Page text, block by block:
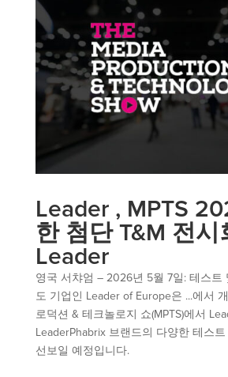
Leader , MPTS
한 첨단 T&M 전시
Leader
영국 서챠엄 – 2026년 5월 7일: 테스트
도 기업인 Leader of Europe은 ...에서
로덕션 & 테크놀로지 쇼(MPTS)에서
LeaderPhabrix 브랜드의 다양한 테스
선보일 예정입니다.